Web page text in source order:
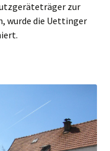
zur
wurde die Uettinger